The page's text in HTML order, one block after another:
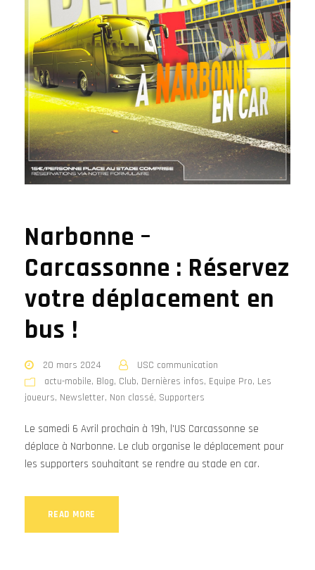
Narbonne –
Carcassonne : Réservez
votre déplacement en
bus !
20 mars 2024
USC communication
actu-mobile, Blog, Club, Dernières infos, Equipe Pro, Les
joueurs, Newsletter, Non classé, Supporters
Le samedi 6 Avril prochain à 19h, l'US Carcassonne se
déplace à Narbonne. Le club organise le déplacement pour
les supporters souhaitant se rendre au stade en car.
READ MORE